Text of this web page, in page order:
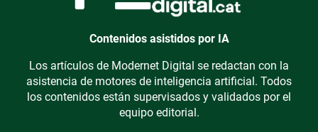
Contenidos asistidos por IA
Los artículos de Modernet Digital se redactan con la
asistencia de motores de inteligencia artificial. Todos
los contenidos están supervisados y validados por el
equipo editorial.